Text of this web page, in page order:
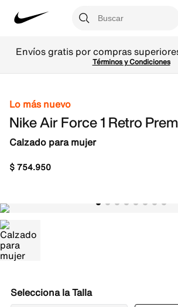
Envíos gratis por compras
Términos y Condiciones
Lo más nuevo
Nike Air Force 1 Retro
Calzado para mujer
$754.950
Talla